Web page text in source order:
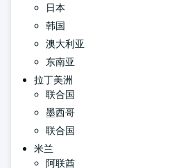
日本
韩国
澳大利亚
东南亚
拉丁美洲
联合国
墨西哥
联合国
米兰
阿联酋